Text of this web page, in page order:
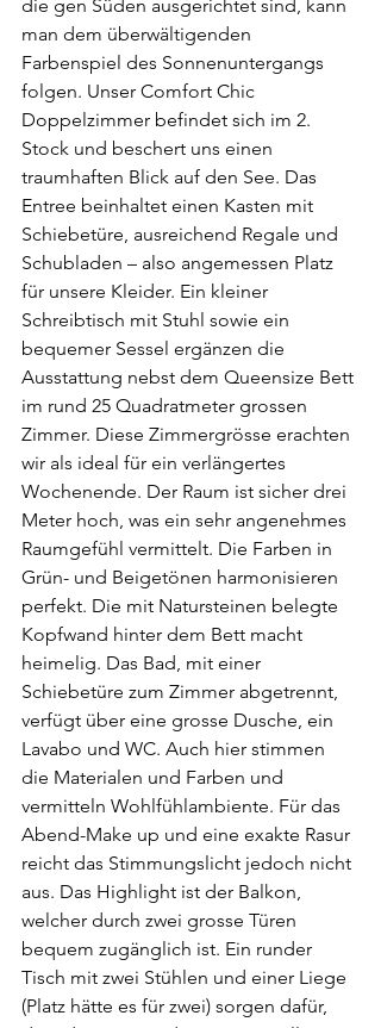
die gen Süden ausgerichtet sind, kann
man dem überwältigenden
Farbenspiel des Sonnenuntergangs
folgen. Unser Comfort Chic
Doppelzimmer befindet sich im 2.
Stock und beschert uns einen
traumhaften Blick auf den See. Das
Entree beinhaltet einen Kasten mit
Schiebetüre, ausreichend Regale und
Schubladen – also angemessen Platz
für unsere Kleider. Ein kleiner
Schreibtisch mit Stuhl sowie ein
bequemer Sessel ergänzen die
Ausstattung nebst dem Queensize Bett
im rund 25 Quadratmeter grossen
Zimmer. Diese Zimmergrösse erachten
wir als ideal für ein verlängertes
Wochenende. Der Raum ist sicher drei
Meter hoch, was ein sehr angenehmes
Raumgefühl vermittelt. Die Farben in
Grün- und Beigetönen harmonisieren
perfekt. Die mit Natursteinen belegte
Kopfwand hinter dem Bett macht
heimelig. Das Bad, mit einer
Schiebetüre zum Zimmer abgetrennt,
verfügt über eine grosse Dusche, ein
Lavabo und WC. Auch hier stimmen
die Materialen und Farben und
vermitteln Wohlfühlambiente. Für das
Abend-Make up und eine exakte Rasur
reicht das Stimmungslicht jedoch nicht
aus. Das Highlight ist der Balkon,
welcher durch zwei grosse Türen
bequem zugänglich ist. Ein runder
Tisch mit zwei Stühlen und einer Liege
(Platz hätte es für zwei) sorgen dafür,